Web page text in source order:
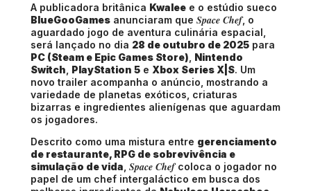
A publicadora britânica Kwalee e o estúdio sueco
BlueGooGames anunciaram que Space Chef, o
aguardado jogo de aventura culinária espacial,
será lançado no dia 28 de outubro de 2025 para
PC (Steam e Epic Games Store) Nintendo
Switch PlayStation 5 e Xbox Series X|S. Um
novo trailer acompanha o anúncio, mostrando a
variedade de planetas exóticos, criaturas
bizarras e ingredientes alienígenas que aguardam
os jogadores.
Descrito como uma mistura entre gerenciamento
de restaurante, RPG de sobrevivência e
simulação de vida Space Chefcoloca o jogador no
papel de um chef intergaláctico em busca dos